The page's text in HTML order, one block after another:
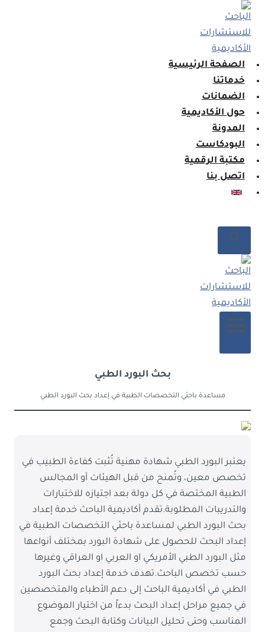
التجاوز
المحتوى
الصفحة الرئيسية
خدماتنا
الضمانات
حول الأكاديمية
المدونة
البودكاست
مكتبة الرقمية
اتصل بنا
بحث البورد الطبي
مساعدة باحثي التخصصات الطبية في إعداد بحث البورد الطبي
يعتبر البورد الطبي شهادة مهنية تُثبت كفاءة الطبيب في
تخصص معين، وتُمنح من قبل الهيئات أو المجالس
الطبية المختصة في كل دولة بعد اجتيازه للاختبارات
والتدريبات المطلوبة.تقدم أكاديمية الباحث خدمة إعداد
بحث البورد الطبي لمساعدة باحثي التخصصات الطبية في
إعداد البحث للحصول على شهادة البورد بمختلف أنواعها
مثل البورد الطبي الأمريكي او العربي او العراقي وغيرها
حسب تخصص الباحث.تهدف خدمة إعداد بحث البورد
الطبي في أكاديمية الباحث إلى دعم الأطباء والمتخصصين
في جميع مراحل إعداد البحث بدءاً من اختيار الموضوع
المناسب وحتى تحليل البيانات وكتابة البحث وجمع